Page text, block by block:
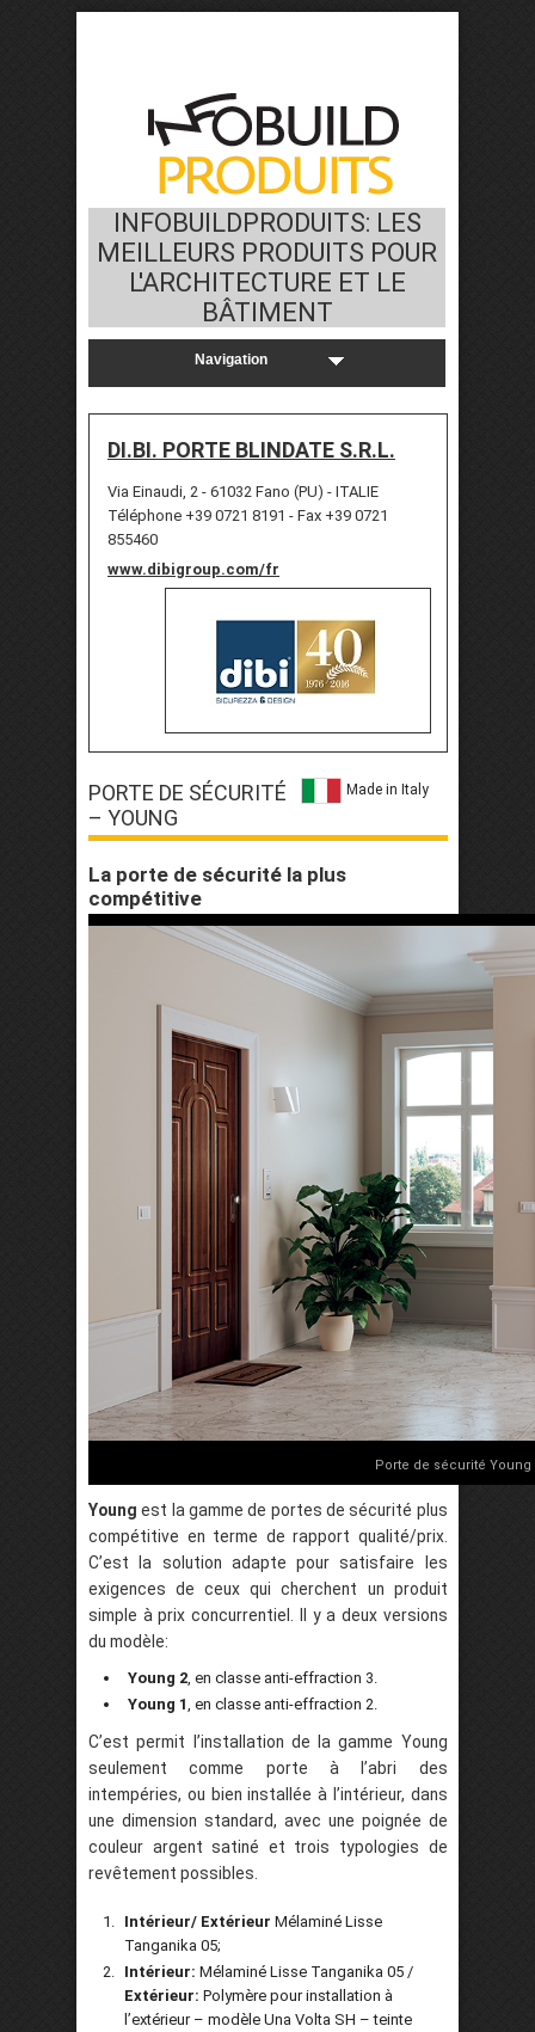
INFOBUILDPRODUITS: LES
MEILLEURS PRODUITS POUR
L'ARCHITECTURE ET LE
BÂTIMENT
DI.BI. PORTE BLINDATE S.R.L.
Via Einaudi, 2 - 61032 Fano (PU) - ITALIE
Téléphone +39 0721 8191 - Fax +39 0721
855460
www.dibigroup.com/fr
PORTE DE SÉCURITÉ
– YOUNG
Made in Italy
La porte de sécurité la plus
compétitive
Porte de sécurité Young
Young est la gamme de portes de sécurité plus
compétitive en terme de rapport qualité/prix.
C’est la solution adapte pour satisfaire les
exigences de ceux qui cherchent un produit
simple à prix concurrentiel. Il y a deux versions
du modèle:
Young 2 , en classe anti-effraction 3.
Young 1 , en classe anti-effraction 2.
C’est permit l’installation de la gamme Young
seulement comme porte à l’abri des
intempéries, ou bien installée à l’intérieur, dans
une dimension standard, avec une poignée de
couleur argent satiné et trois typologies de
revêtement possibles.
Intérieur/ Extérieur Mélaminé Lisse
Tanganika 05;
Intérieur: Mélaminé Lisse Tanganika 05 /
Extérieur: Polymère pour installation à
l’extérieur – modèle Una Volta SH – teinte